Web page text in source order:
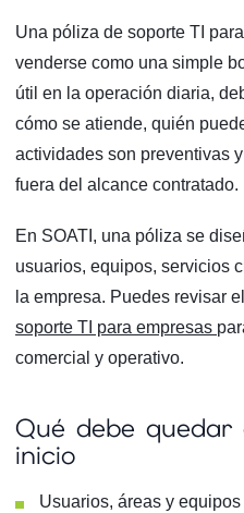
Una póliza de soporte TI
venderse como una simple
útil en la operación diaria,
cómo se atiende, quién
actividades son preventivas
fuera del alcance contratado.
En SOATI, una póliza se
usuarios, equipos, servicios
la empresa. Puedes revisar
soporte TI para empresas
comercial y operativo.
Qué debe quedar
inicio
Usuarios, áreas y